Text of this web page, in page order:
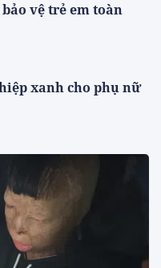
vệ trẻ em toàn
xanh cho phụ nữ